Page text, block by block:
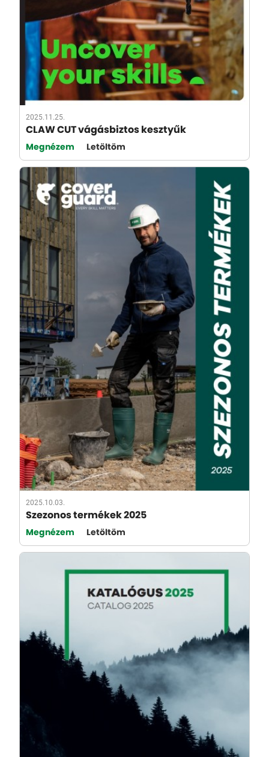
2025.11.25.
CLAW CUT vágásbiztos kesztyűk
Megnézem Letöltöm
2025.10.03.
Szezonos termékek 2025
Megnézem Letöltöm